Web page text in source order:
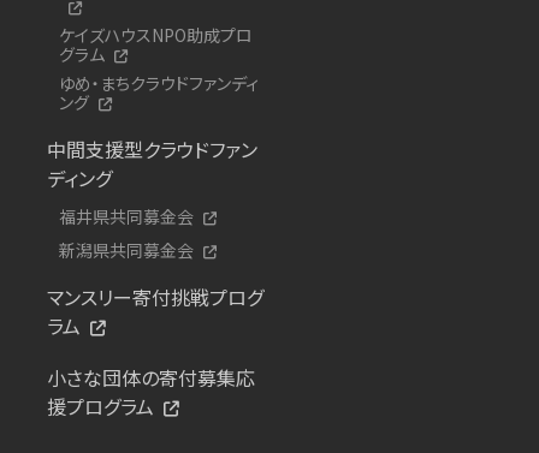
ケイズハウスNPO助成プロ
グラム
ゆめ・まちクラウドファンディ
ング
中間支援型クラウドファン
ディング
福井県共同募金会
新潟県共同募金会
マンスリー寄付挑戦プログ
ラム
小さな団体の寄付募集応
援プログラム